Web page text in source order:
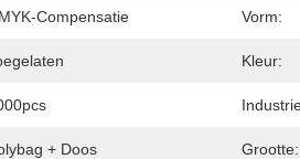
Compensatie Vorm:
Kleur:
+ Doos Grootte: